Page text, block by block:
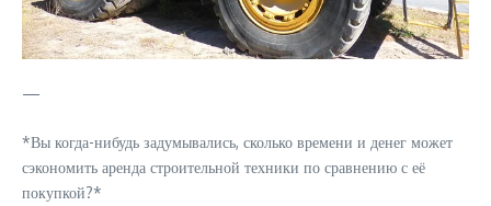
—
*Вы когда-нибудь задумывались, сколько времени и денег может
сэкономить аренда строительной техники по сравнению с её
покупкой?*